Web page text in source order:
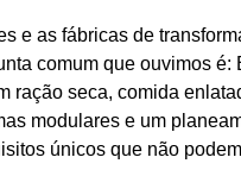
e as fábricas de
comum que ouvimos é:
ração seca, comida
modulares e um
únicos que não